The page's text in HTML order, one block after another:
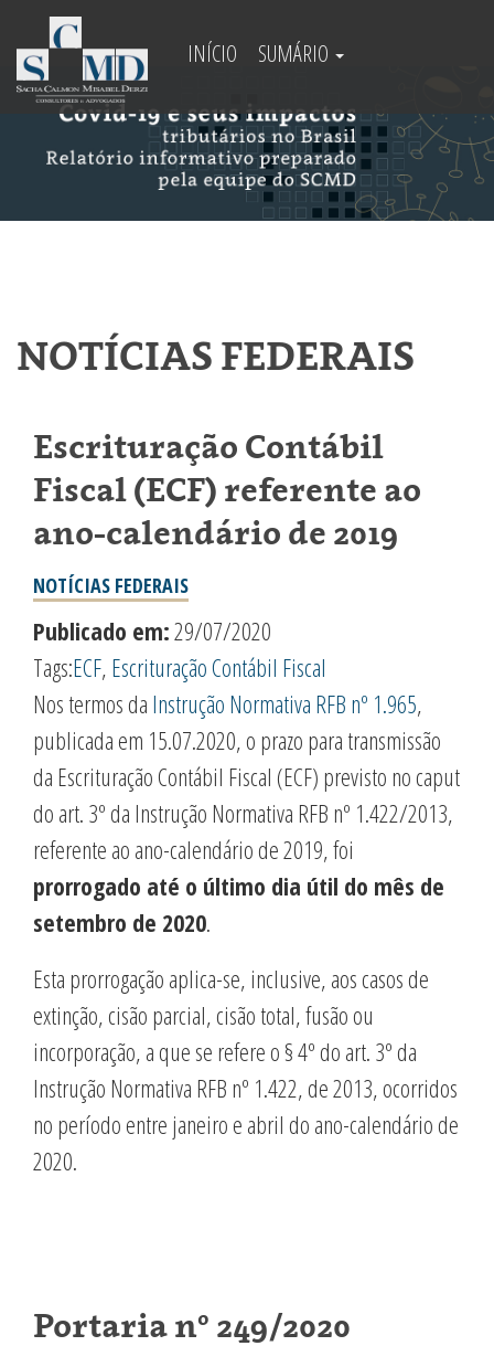
INÍCIO SUMÁRIO
NOTÍCIAS FEDERAIS
Escrituração Contábil
Fiscal (ECF) referente ao
ano-calendário de 2019
NOTÍCIAS FEDERAIS
Publicado em:29/07/2020
Tags:ECF, Escrituração Contábil Fiscal
Nos termos da Instrução Normativa RFB nº 1.965,
publicada em 15.07.2020, o prazo para transmissão
da Escrituração Contábil Fiscal (ECF) previsto no caput
do art. 3º da Instrução Normativa RFB nº 1.422/2013,
referente ao ano-calendário de 2019, foi
prorrogado até o último dia útil do mês de
setembro de 2020.
Esta prorrogação aplica-se, inclusive, aos casos de
extinção, cisão parcial, cisão total, fusão ou
incorporação, a que se refere o § 4º do art. 3º da
Instrução Normativa RFB nº 1.422, de 2013, ocorridos
no período entre janeiro e abril do ano-calendário de
2020.
Portaria nº 249/2020